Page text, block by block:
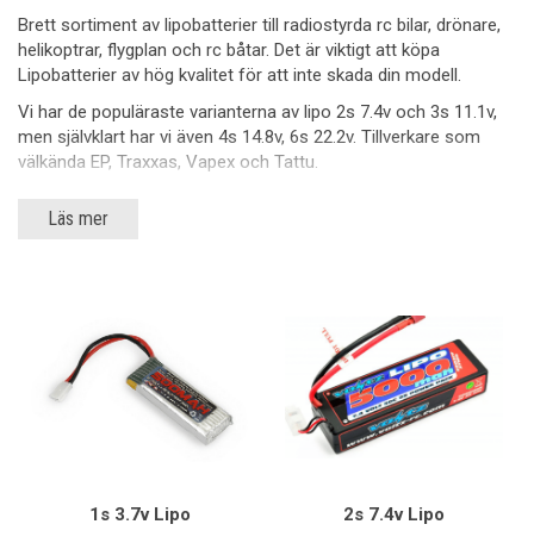
Brett sortiment av lipobatterier till radiostyrda rc bilar, drönare,
helikoptrar, flygplan och rc båtar. Det är viktigt att köpa
Lipobatterier av hög kvalitet för att inte skada din modell.
Vi har de populäraste varianterna av lipo 2s 7.4v och 3s 11.1v,
men självklart har vi även 4s 14.8v, 6s 22.2v. Tillverkare som
välkända EP, Traxxas, Vapex och Tattu.
lipot inte användas på en längre tid så ska det inte ligga
du laddar batteriet på grund av brandrisken.
Läs mer
1s 3.7v Lipo 2s 7.4v Lipo